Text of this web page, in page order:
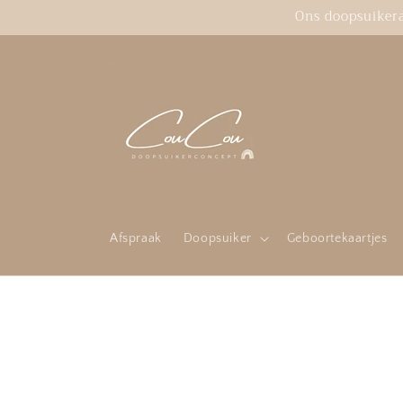
content
Ons
Afspraak Doopsuiker Geboortekaartjes